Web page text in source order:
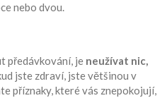
nebo dvou.
předávkování, je neužívat nic,
jste zdraví, jste většinou v
příznaky, které vás znepokojují,